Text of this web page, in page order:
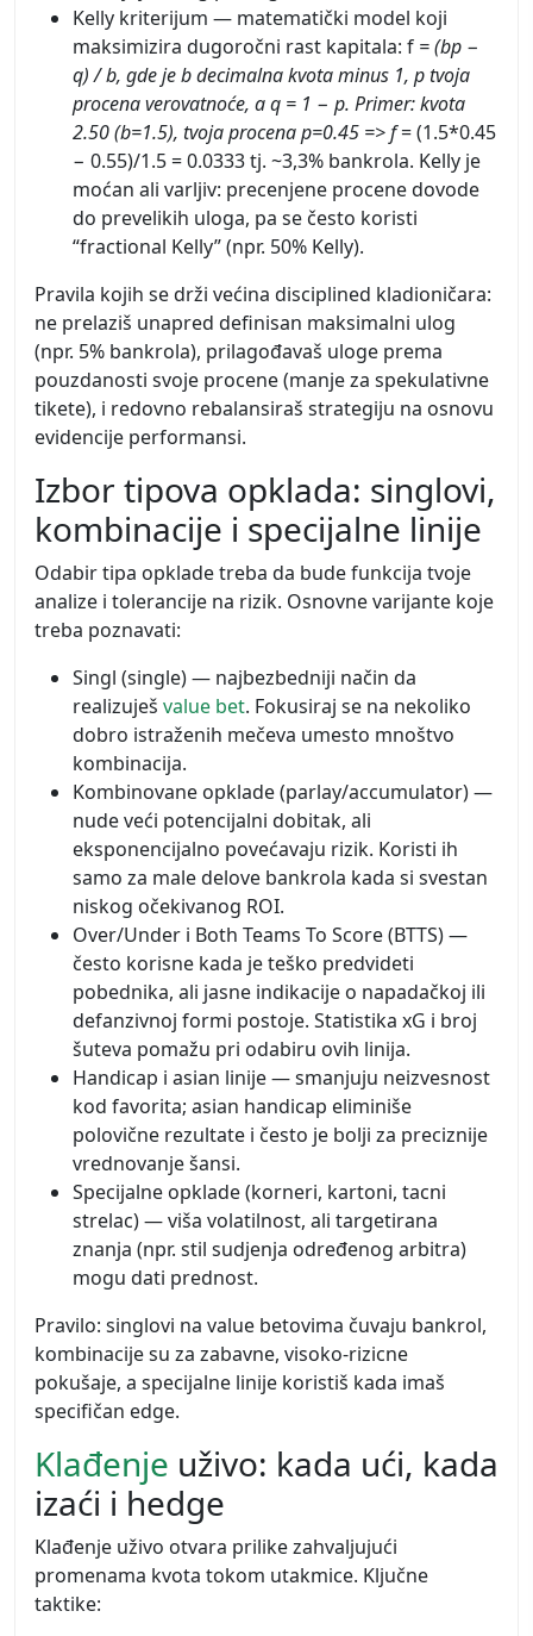
Kelly kriterijum — matematički model koji
maksimizira dugoročni rast kapitala: f = (bp −
q) / b, gde je b decimalna kvota minus 1, p tvoja
procena verovatnoće, a q = 1 − p. Primer: kvota
2.50 (b=1.5), tvoja procena p=0.45 => f= (1.5*0.45
− 0.55)/1.5 = 0.0333 tj. ~3,3% bankrola. Kelly je
moćan ali varljiv: precenjene procene dovode
do prevelikih uloga, pa se često koristi
“fractional Kelly” (npr. 50% Kelly).
Pravila kojih se drži većina disciplined kladioničara:
ne prelaziš unapred definisan maksimalni ulog
(npr. 5% bankrola), prilagođavaš uloge prema
pouzdanosti svoje procene (manje za spekulativne
tikete), i redovno rebalansiraš strategiju na osnovu
evidencije performansi.
Izbor tipova opklada: singlovi,
kombinacije i specijalne linije
Odabir tipa opklade treba da bude funkcija tvoje
analize i tolerancije na rizik. Osnovne varijante koje
treba poznavati:
Singl (single) — najbezbedniji način da
realizuješ value bet. Fokusiraj se na nekoliko
dobro istraženih mečeva umesto mnoštvo
kombinacija.
Kombinovane opklade (parlay/accumulator) —
nude veći potencijalni dobitak, ali
eksponencijalno povećavaju rizik. Koristi ih
samo za male delove bankrola kada si svestan
niskog očekivanog ROI.
Over/Under i Both Teams To Score (BTTS) —
često korisne kada je teško predvideti
pobednika, ali jasne indikacije o napadačkoj ili
defanzivnoj formi postoje. Statistika xG i broj
šuteva pomažu pri odabiru ovih linija.
Handicap i asian linije — smanjuju neizvesnost
kod favorita; asian handicap eliminiše
polovične rezultate i često je bolji za preciznije
vrednovanje šansi.
Specijalne opklade (korneri, kartoni, tacni
strelac) — viša volatilnost, ali targetirana
znanja (npr. stil sudjenja određenog arbitra)
mogu dati prednost.
Pravilo: singlovi na value betovima čuvaju bankrol,
kombinacije su za zabavne, visoko-rizicne
pokušaje, a specijalne linije koristiš kada imaš
specifičan edge.
Klađenje uživo: kada ući, kada
izaći i hedge
Klađenje uživo otvara prilike zahvaljujući
promenama kvota tokom utakmice. Ključne
taktike: